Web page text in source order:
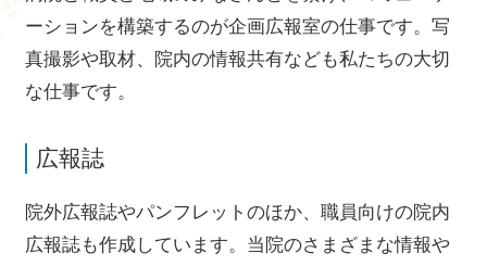
ーションを構築するのが企画広報室の仕事です。写
真撮影や取材、院内の情報共有なども私たちの大切
な仕事です。
広報誌
院外広報誌やパンフレットのほか、職員向けの院内
広報誌も作成しています。当院のさまざまな情報や